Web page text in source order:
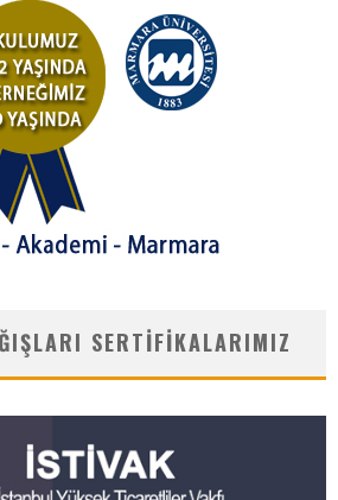
SERTIFIKALARIMIZ